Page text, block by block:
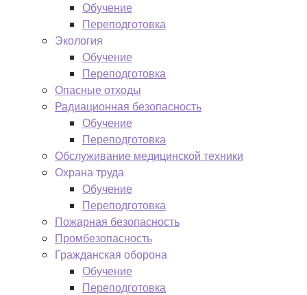
Обучение
Переподготовка
Экология
Обучение
Переподготовка
Опасные отходы
Радиационная безопасность
Обучение
Переподготовка
Обслуживание медицинской техники
Охрана труда
Обучение
Переподготовка
Пожарная безопасность
Промбезопасность
Гражданская оборона
Обучение
Переподготовка